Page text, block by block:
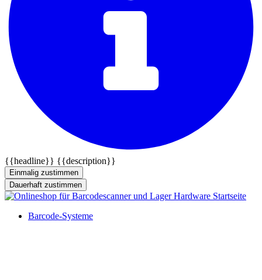
{{headline}} {{description}}
Einmalig zustimmen
Dauerhaft zustimmen
Barcode-Systeme